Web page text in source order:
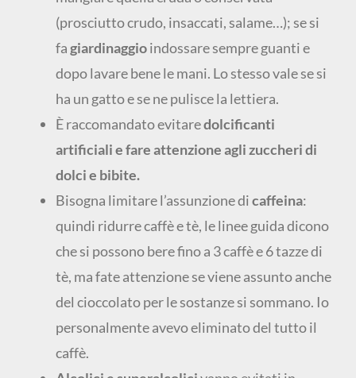
(prosciutto crudo, insaccati, salame…); se si
fagiardinaggioindossare sempre guanti e
dopo lavare bene le mani. Lo stesso vale se si
ha un gatto e se ne pulisce la lettiera.
È raccomandato evitaredolcificanti
artificiali e fare attenzione agli zuccheri di
dolci e bibite.
Bisogna limitare l’assunzione dicaffeina:
quindi ridurre caffè e tè, le linee guida dicono
che si possono bere fino a 3 caffè e 6 tazze di
tè, ma fate attenzione se viene assunto anche
del cioccolato per le sostanze si sommano. Io
personalmente avevo eliminato del tutto il
caffè.